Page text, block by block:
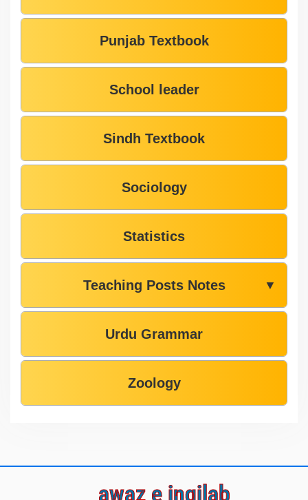
Punjab Textbook
School leader
Sindh Textbook
Sociology
Statistics
Teaching Posts Notes ▼
Urdu Grammar
Zoology
awaz e inqilab